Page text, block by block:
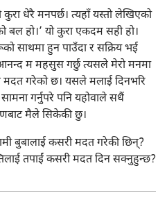
बल हो।’ यो कुरा एकदम सही हो।
साथमा हुन पाउँदा र सक्रिय भई
म महसुस गर्छु त्यसले मेरो मनमा
मदत गरेको छ। यसले मलाई दिनभरि
गर्नुपरे पनि यहोवाले सधैं
मैले सिकेकी छु।
बुबालाई कसरी मदत गरेकी छिन्‌?
तपाईं कसरी मदत दिन सक्नुहुन्छ?